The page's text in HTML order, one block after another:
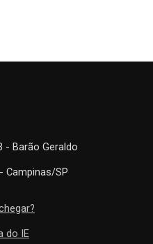
- Barão Geraldo
Campinas/SP
do IE